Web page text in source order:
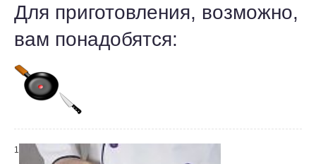
Для приготовления, возможно,
вам понадобятся:
1